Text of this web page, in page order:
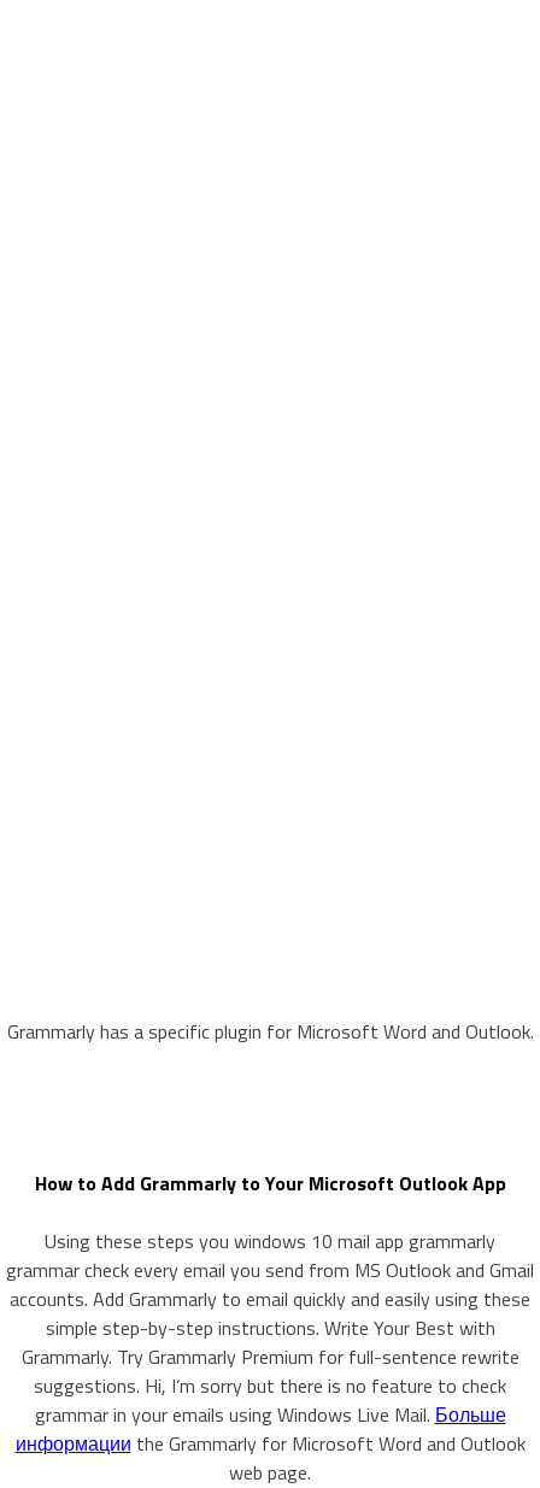
Grammarly has a specific plugin for Microsoft Word and Outlook.
How to Add Grammarly to Your Microsoft Outlook App
Using these steps you windows 10 mail app grammarly
grammar check every email you send from MS Outlook and Gmail
accounts. Add Grammarly to email quickly and easily using these
simple step-by-step instructions. Write Your Best with
Grammarly. Try Grammarly Premium for full-sentence rewrite
suggestions. Hi, I’m sorry but there is no feature to check
grammar in your emails using Windows Live Mail. Больше
информации the Grammarly for Microsoft Word and Outlook
web page.